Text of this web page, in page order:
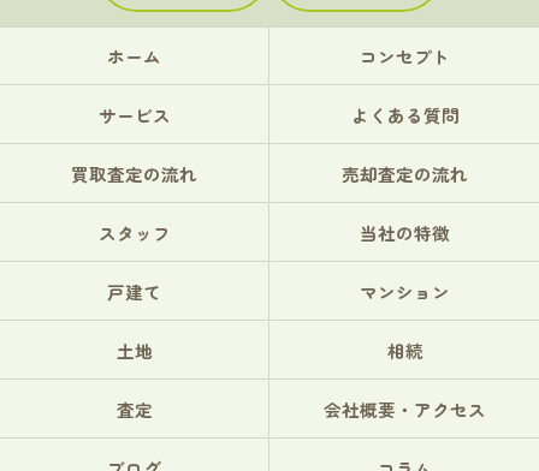
ホーム コンセプト
サービス よくある質問
買取査定の流れ 売却査定の流れ
スタッフ 当社の特徴
戸建て マンション
土地 相続
査定 会社概要・アクセス